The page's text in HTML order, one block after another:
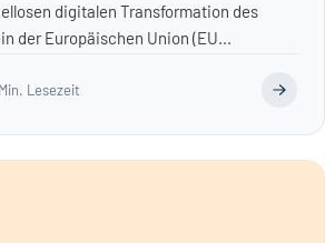
digitalen Transformation des
der Europäischen Union (EU...
Lesezeit